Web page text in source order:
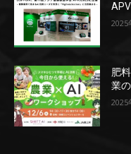
2025
肥
業
2025